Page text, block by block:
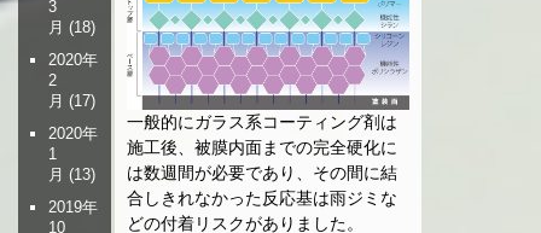
一般的にガラス系コーティング剤は
施工後、被膜内面までの完全硬化に
は数週間が必要であり、その間に結
合しきれなかった反応基は雨ジミな
どの付着リスクがありました。
3
月 (18)
2020年
2
月 (17)
2020年
1
月 (13)
2019年
10